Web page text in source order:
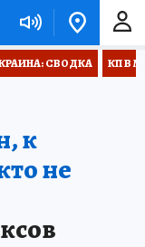
СВОДКА КП В
к
не